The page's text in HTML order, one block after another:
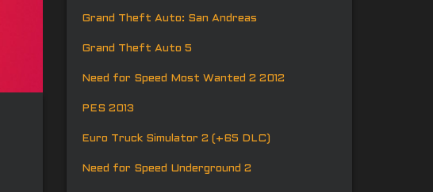
Grand Theft Auto: San Andreas
Grand Theft Auto 5
Need for Speed Most Wanted 2 2012
PES 2013
Euro Truck Simulator 2 (+65 DLC)
Need for Speed Underground 2